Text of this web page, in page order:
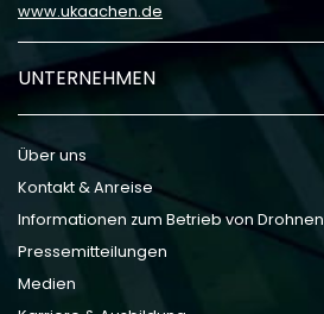
www.ukaachen.de
UNTERNEHMEN
Über uns
Kontakt & Anreise
Informationen zum Betrieb von Drohnen
Pressemitteilungen
Medien